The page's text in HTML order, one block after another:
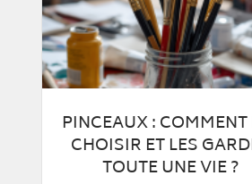
GESSO : LE GUIDE
ESSENTIEL POUR
PREPARER VOS TOILES